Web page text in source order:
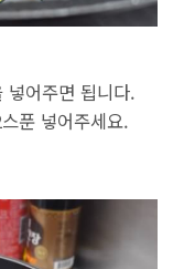
넣어주면 됩니다.
푼 넣어주세요.